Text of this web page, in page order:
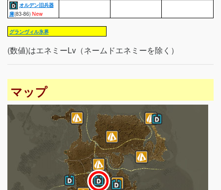
オルデン旧兵器
庫(83-86) New
グランヴィル氷界
(数値)はエネミーLv（ネームドエネミーを除く）
マップ